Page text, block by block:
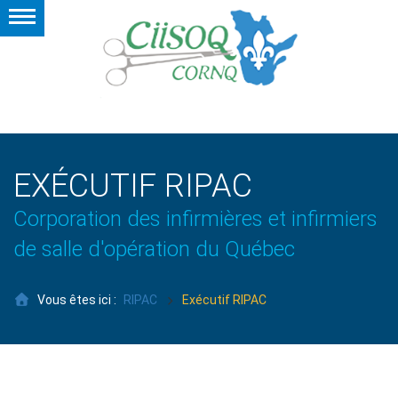
EXÉCUTIF RIPAC
Corporation des infirmières et infirmiers
de salle d'opération du Québec
Vous êtes ici : RIPAC Exécutif RIPAC